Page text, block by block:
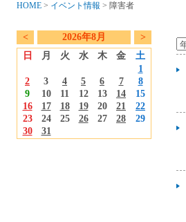
HOME > イベント情報 > 障害者
< 2026年8月
>
日
月 火 水 木 金
土
1
2
3 4 5 6 7
8
9
10 11 12 13 14
15
16
17 18 19 20 21
22
23
24 25 26 27 28
29
30
31